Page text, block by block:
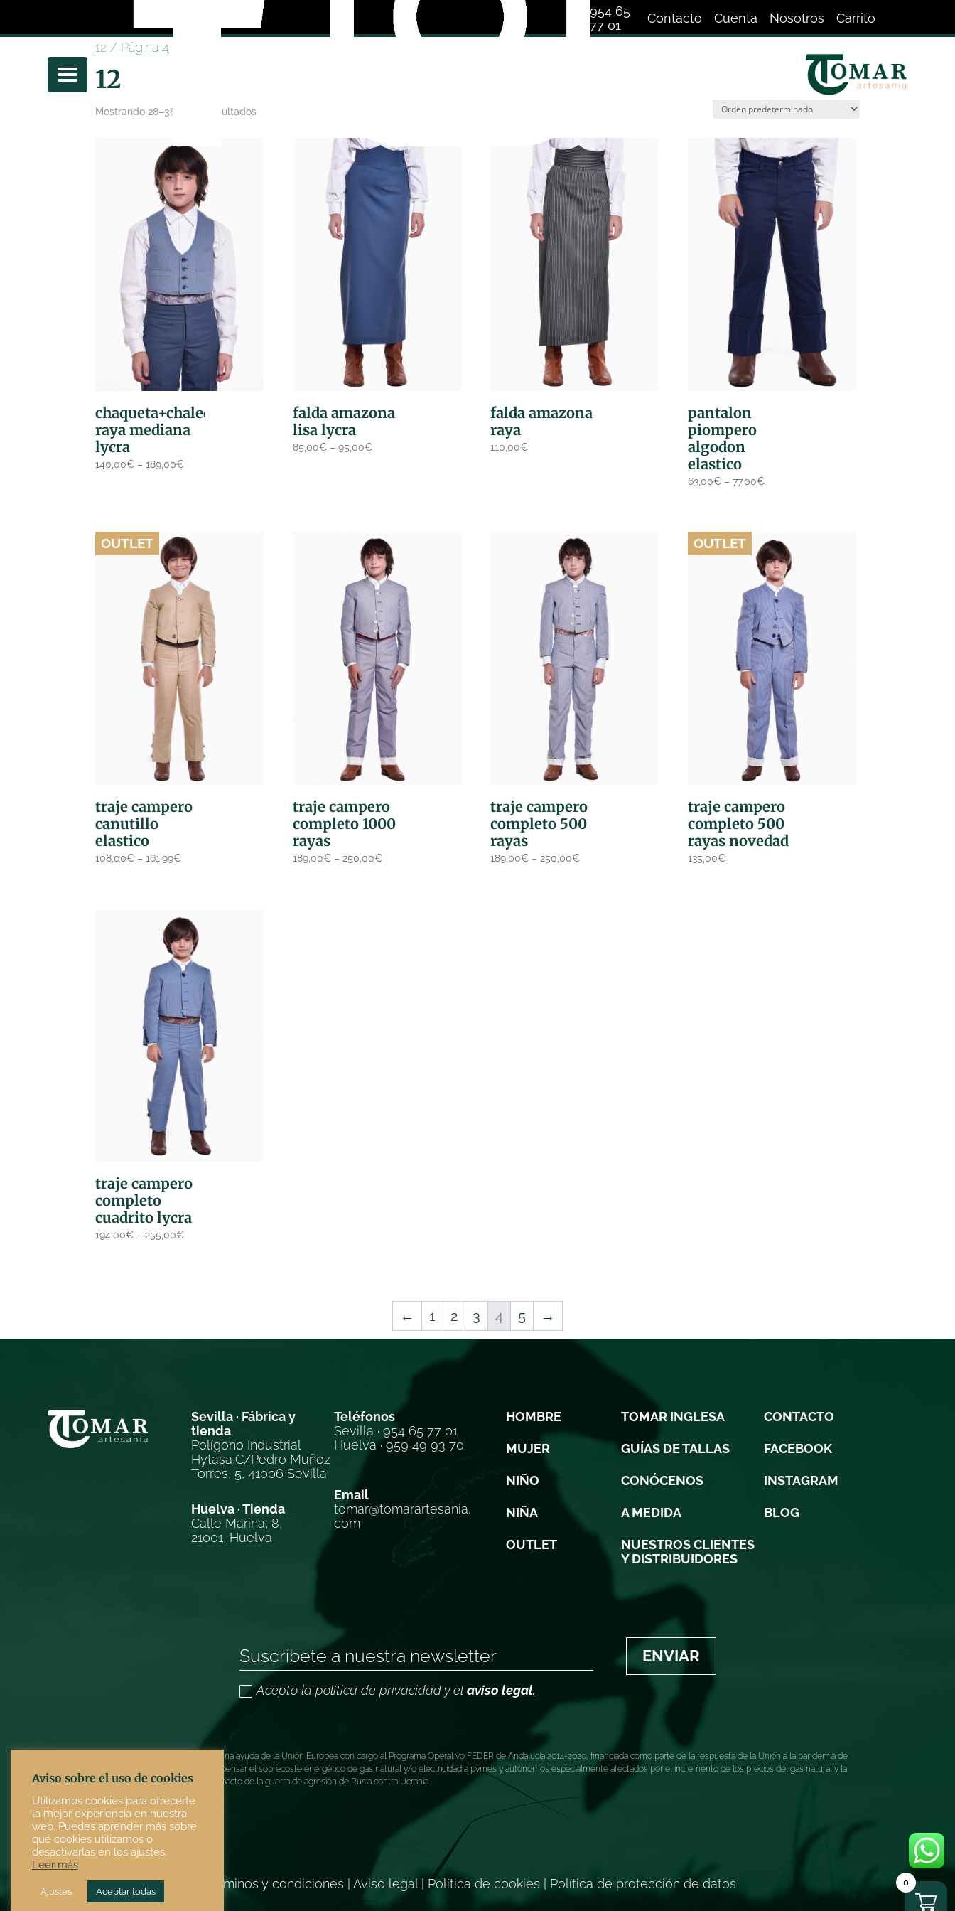
954 65
77 01
Contacto Cuenta Nosotros
Carrito
12 / Página 4
12
Mostrando 28–36 de 38 resultados
chaqueta+chaleco
raya mediana
lycra
140,00€ –189,00€
falda amazona
lisa lycra
85,00€ –95,00€
falda amazona
raya
110,00€
pantalon
piompero
algodon
elastico
63,00€ –77,00€
OUTLET
traje campero
canutillo
elastico
108,00€ –161,99€
traje campero
completo 1000
rayas
189,00€ – 250,00€
traje campero
completo 500
rayas
189,00€ – 250,00€
OUTLET
traje campero
completo 500
rayas novedad
135,00€
traje campero
completo
cuadrito lycra
194,00€ –255,00€
← 1 2 3 4 5 →
Sevilla · Fábrica y
tienda
Polígono Industrial
Hytasa,C/Pedro Muñoz
Torres, 5, 41006 Sevilla
Huelva · Tienda
Calle Marina, 8,
21001, Huelva
Teléfonos
Sevilla · 954 65 77 01
Huelva · 959 49 93 70
Email
tomar@tomarartesania.
com
HOMBRE
MUJER
NIÑO
NIÑA
OUTLET
TOMAR INGLESA
GUÍAS DE TALLAS
CONÓCENOS
A MEDIDA
NUESTROS CLIENTES
Y DISTRIBUIDORES
CONTACTO
FACEBOOK
INSTAGRAM
BLOG
Acepto la política de privacidad y el aviso legal.
ENVIAR
TOMAR ARTESANÍA ha recibido una ayuda de la Unión Europea con cargo al Programa Operativo FEDER de Andalucía 2014-2020, financiada como parte de la respuesta de la Unión a la pandemia de
COVID-19 (REACT-UE), para compensar el sobrecoste energético de gas natural y/o electricidad a pymes y autónomos especialmente afectados por el incremento de los precios del gas natural y la
electricidad provocados por el impacto de la guerra de agresión de Rusia contra Ucrania.
Términos y condiciones Aviso legal Política de cookies Política de protección de datos
Aviso sobre el uso de cookies
Utilizamos cookies para ofrecerte
la mejor experiencia en nuestra
web. Puedes aprender más sobre
qué cookies utilizamos o
desactivarlas en los ajustes.
Leer más
Ajustes Aceptar todas
0